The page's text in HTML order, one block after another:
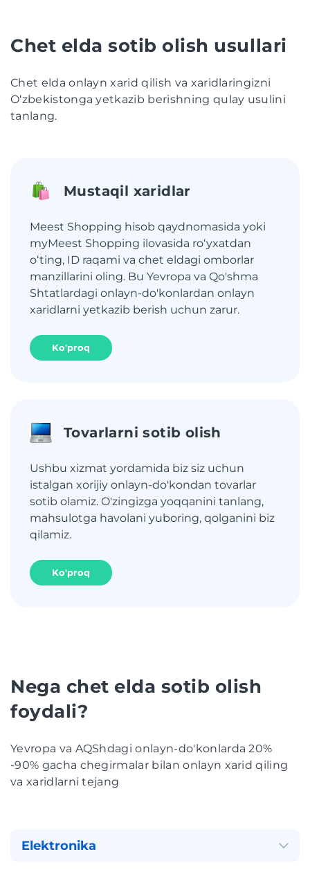
Chet elda sotib olish usullari
Chet elda onlayn xarid qilish va xaridlaringizni
O‘zbekistonga yetkazib berishning qulay usulini
tanlang.
Mustaqil xaridlar
Meest Shopping hisob qaydnomasida yoki
myMeest Shopping ilovasida roʻyxatdan
oʻting, ID raqami va chet eldagi omborlar
manzillarini oling. Bu Yevropa va Qo'shma
Shtatlardagi onlayn-do'konlardan onlayn
xaridlarni yetkazib berish uchun zarur.
Ko'proq
Tovarlarni sotib olish
Ushbu xizmat yordamida biz siz uchun
istalgan xorijiy onlayn-do'kondan tovarlar
sotib olamiz. O'zingizga yoqqanini tanlang,
mahsulotga havolani yuboring, qolganini biz
qilamiz.
Ko'proq
Nega chet elda sotib olish
foydali?
Yevropa va AQShdagi onlayn-do'konlarda 20%
-90% gacha chegirmalar bilan onlayn xarid qiling
va xaridlarni tejang
Elektronika